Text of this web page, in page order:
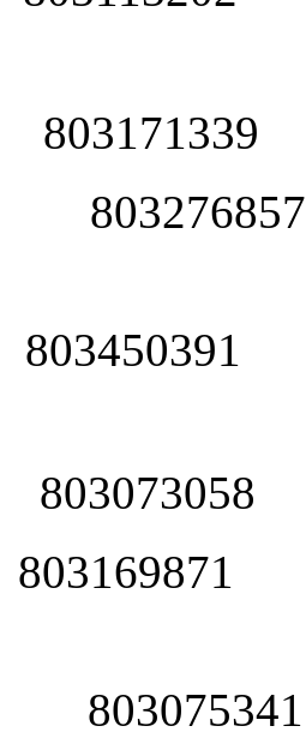
803171339
803276857
803450391
803073058
803169871
803075341